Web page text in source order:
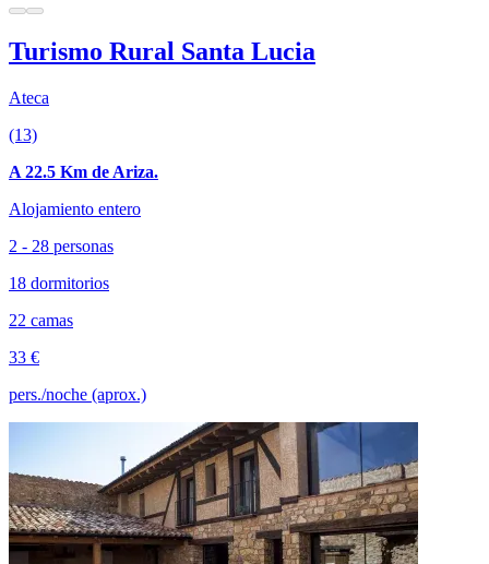
Turismo Rural Santa Lucia
Ateca
(13)
A 22.5 Km de Ariza.
Alojamiento entero
2 - 28 personas
18 dormitorios
22 camas
33 €
pers./noche (aprox.)